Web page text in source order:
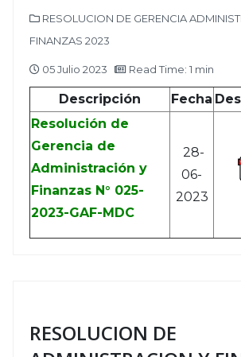
RESOLUCION DE GERENCIA
FINANZAS 2023
05 Julio 2023 Read Time: 1 min
Descripción Fecha
Resolución de
Gerencia de
Administración y
Finanzas N° 025-
2023-GAF-MDC
28-
06-
2023
RESOLUCION DE